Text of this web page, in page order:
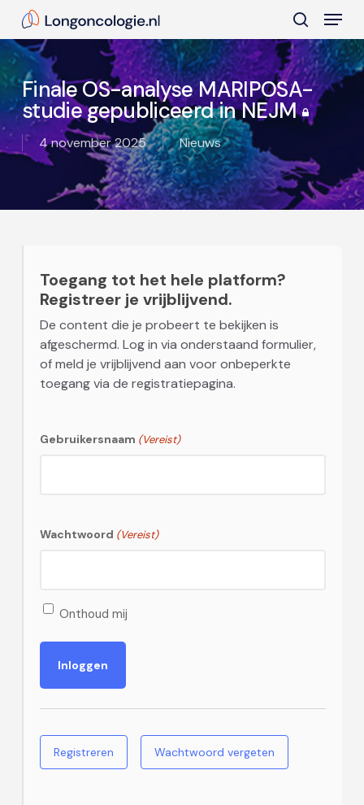
main
content
search
Menu
Finale OS-analyse MARIPOSA-
studie gepubliceerd in NEJM
4 november 2025 Nieuws
Toegang tot het hele platform?
Registreer je vrijblijvend.
De content die je probeert te bekijken is
afgeschermd. Log in via onderstaand formulier,
of meld je vrijblijvend aan voor onbeperkte
toegang via de registratiepagina.
Gebruikersnaam (Vereist)
Wachtwoord (Vereist)
Onthoud mij
Registreren Wachtwoord vergeten
Close
Menu